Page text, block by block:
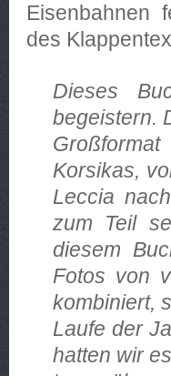
Eisenbahnen
des
Dieses
begeistern.
Korsikas,
Leccia
zum Teil
diesem
Fotos von
kombiniert,
Laufe der
hatten wir